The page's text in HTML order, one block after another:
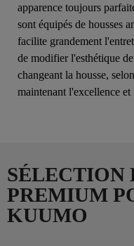
apparence toujours
sont équipés de housses
facilite grandement
de modifier l'esthétique
changeant la housse,
maintenant l'excellence
SÉLECTION
PREMIUM
KUUMO